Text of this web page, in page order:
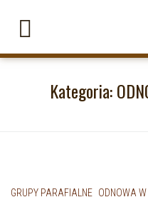
Kategoria:
GRUPY PARAFIALNE ODNOWA W